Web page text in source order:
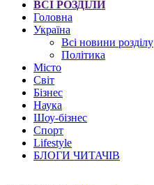
ВСІ РОЗДІЛИ
Головна
Україна
Всі новини розділу
Політика
Місто
Світ
Бізнес
Наука
Шоу-бізнес
Спорт
Lifestyle
БЛОГИ ЧИТАЧІВ